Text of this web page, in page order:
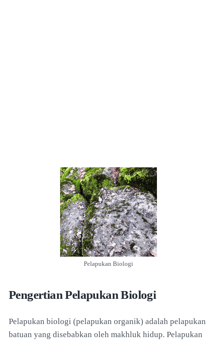
Pelapukan Biologi
Pengertian Pelapukan Biologi
Pelapukan biologi (pelapukan organik) adalah pelapukan
batuan yang disebabkan oleh makhluk hidup. Pelapukan